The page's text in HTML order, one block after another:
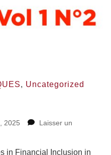
, Uncategorized
2025
Laisser un
in Financial Inclusion in